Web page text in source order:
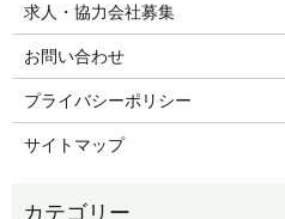
求人・協力会社募集
お問い合わせ
プライバシーポリシー
サイトマップ